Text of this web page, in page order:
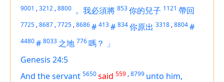
9001 ,3212 ,8800 ， 我必須將 853你的兒子 1121 帶回
7725 ,8687 ,7725 ,8686# 413# 834你原出 3318 ,8804#
4480# 8033 之地 776嗎？ 」
Genesis 24:5
And the servant 5650said 559 ,8799 unto him,